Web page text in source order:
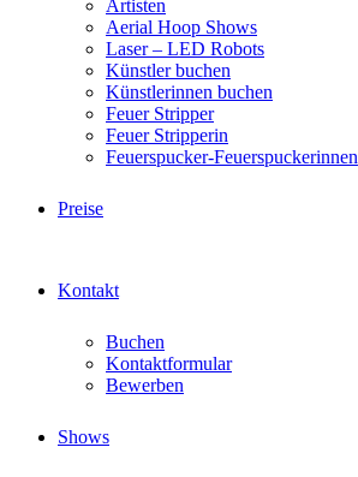
Artisten
Aerial Hoop Shows
Laser – LED Robots
Künstler buchen
Künstlerinnen buchen
Feuer Stripper
Feuer Stripperin
Feuerspucker-Feuerspuckerinnen
Preise
Kontakt
Buchen
Kontaktformular
Bewerben
Shows